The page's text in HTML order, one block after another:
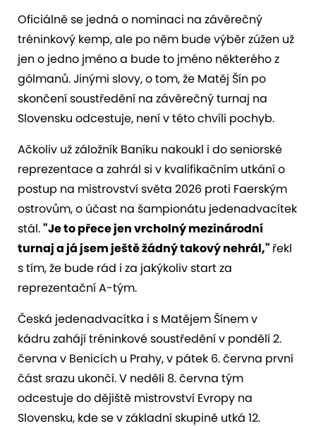
Oficiálně se jedná o nominaci na závěrečný
tréninkový kemp, ale po něm bude výběr zúžen už
jen o jedno jméno a bude to jméno některého z
gólmanů. Jinými slovy, o tom, že Matěj Šín po
skončení soustředění na závěrečný turnaj na
Slovensku odcestuje, není v této chvíli pochyb.
Ačkoliv už záložník Baníku nakoukl i do seniorské
reprezentace a zahrál si v kvalifikačním utkání o
postup na mistrovství světa 2026 proti Faerským
ostrovům, o účast na šampionátu jedenadvacítek
stál."Je to přece jen vrcholný mezinárodní
turnaj a já jsem ještě žádný takový nehrál," řekl
s tím, že bude rád i za jakýkoliv start za
reprezentační A-tým.
Česká jedenadvacítka i s Matějem Šínem v
kádru zahájí tréninkové soustředění v pondělí 2.
června v Benicích u Prahy, v pátek 6. června první
část srazu ukončí. V neděli 8. června tým
odcestuje do dějiště mistrovství Evropy na
Slovensku, kde se v základní skupině utká 12.